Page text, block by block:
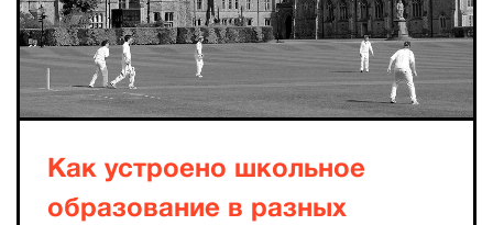
Как устроено школьное
образование в разных